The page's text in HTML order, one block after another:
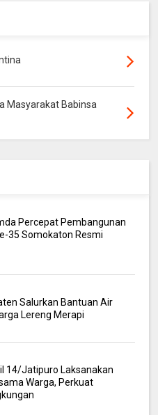
Masyarakat Babinsa
Percepat Pembangunan
35 Somokaton Resmi
Salurkan Bantuan Air
Lereng Merapi
14/Jatipuro Laksanakan
Warga, Perkuat